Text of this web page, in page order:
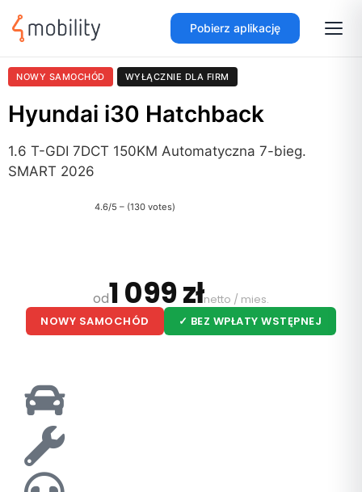
Pobierz aplikację
NOWY SAMOCHÓD WYŁĄCZNIE DLA FIRM
Hyundai i30 Hatchback
1.6 T-GDI 7DCT 150KM Automatyczna 7-bieg.
SMART 2026
4.6/5 – (130 votes)
od1 099 złnetto / mies.
NOWY SAMOCHÓD ✓ BEZ WPŁATY WSTĘPNEJ